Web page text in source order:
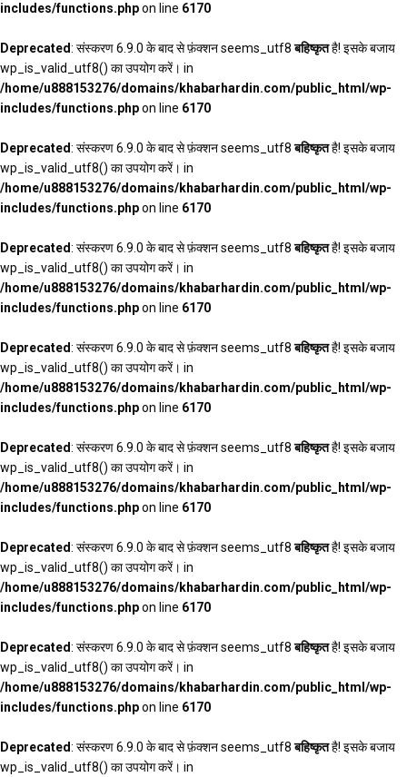
includes/functions.phpon line 6170
Deprecated: संस्करण 6.9.0 के बाद से फ़ंक्शन seems_utf8बहिष्कृतहै! इसके बजाय
wp_is_valid_utf8() का उपयोग करें। in
/home/u888153276/domains/khabarhardin.com/public_html/wp-
includes/functions.phpon line 6170
Deprecated: संस्करण 6.9.0 के बाद से फ़ंक्शन seems_utf8बहिष्कृतहै! इसके बजाय
wp_is_valid_utf8() का उपयोग करें। in
/home/u888153276/domains/khabarhardin.com/public_html/wp-
includes/functions.phpon line 6170
Deprecated: संस्करण 6.9.0 के बाद से फ़ंक्शन seems_utf8बहिष्कृतहै! इसके बजाय
wp_is_valid_utf8() का उपयोग करें। in
/home/u888153276/domains/khabarhardin.com/public_html/wp-
includes/functions.phpon line 6170
Deprecated: संस्करण 6.9.0 के बाद से फ़ंक्शन seems_utf8बहिष्कृतहै! इसके बजाय
wp_is_valid_utf8() का उपयोग करें। in
/home/u888153276/domains/khabarhardin.com/public_html/wp-
includes/functions.phpon line 6170
Deprecated: संस्करण 6.9.0 के बाद से फ़ंक्शन seems_utf8बहिष्कृतहै! इसके बजाय
wp_is_valid_utf8() का उपयोग करें। in
/home/u888153276/domains/khabarhardin.com/public_html/wp-
includes/functions.phpon line 6170
Deprecated: संस्करण 6.9.0 के बाद से फ़ंक्शन seems_utf8बहिष्कृतहै! इसके बजाय
wp_is_valid_utf8() का उपयोग करें। in
/home/u888153276/domains/khabarhardin.com/public_html/wp-
includes/functions.phpon line 6170
Deprecated: संस्करण 6.9.0 के बाद से फ़ंक्शन seems_utf8बहिष्कृतहै! इसके बजाय
wp_is_valid_utf8() का उपयोग करें। in
/home/u888153276/domains/khabarhardin.com/public_html/wp-
includes/functions.phpon line 6170
Deprecated: संस्करण 6.9.0 के बाद से फ़ंक्शन seems_utf8बहिष्कृतहै! इसके बजाय
wp_is_valid_utf8() का उपयोग करें। in